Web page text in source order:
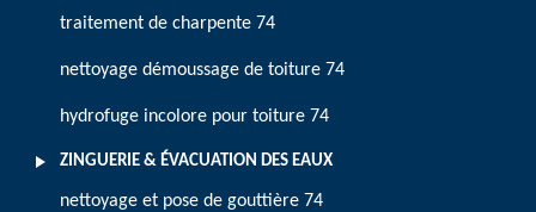
traitement de charpente 74
nettoyage démoussage de toiture 74
hydrofuge incolore pour toiture 74
ZINGUERIE & ÉVACUATION DES EAUX
nettoyage et pose de gouttière 74